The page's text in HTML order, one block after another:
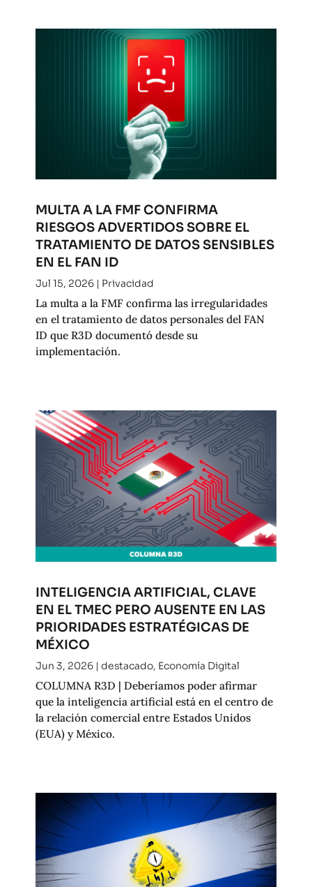
MULTA A LA FMF CONFIRMA
RIESGOS ADVERTIDOS SOBRE EL
TRATAMIENTO DE DATOS SENSIBLES
EN EL FAN ID
Jul 15, 2026| Privacidad
La multa a la FMF confirma las irregularidades
en el tratamiento de datos personales del FAN
ID que R3D documentó desde su
implementación.
INTELIGENCIA ARTIFICIAL, CLAVE
EN EL TMEC PERO AUSENTE EN LAS
PRIORIDADES ESTRATÉGICAS DE
MÉXICO
Jun 3, 2026| destacado, Economía Digital
COLUMNA R3D | Deberíamos poder afirmar
que la inteligencia artificial está en el centro de
la relación comercial entre Estados Unidos
(EUA) y México.